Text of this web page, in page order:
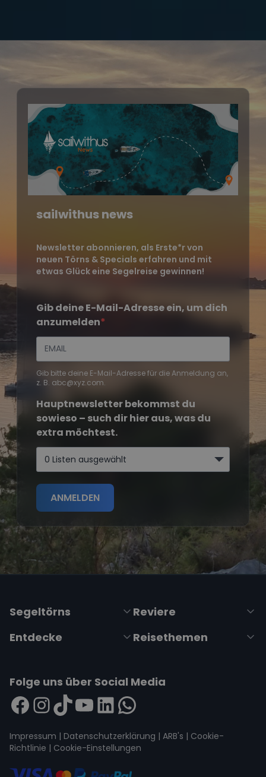
sailwithus news
Newsletter abonnieren, als Erste*r von
neuen Törns & Specials erfahren und mit
etwas Glück eine Segelreise gewinnen!
Gib deine E-Mail-Adresse ein, um dich
anzumelden
Gib bitte deine E-Mail-Adresse für die Anmeldung an,
z. B. abc@xyz.com.
Hauptnewsletter bekommst du
sowieso – such dir hier aus, was du
extra möchtest.
0 Listen ausgewählt
ANMELDEN
Segeltörns
Reviere
Entdecke
Reisethemen
Folge uns über Social Media
Impressum | Datenschutzerklärung | ARB's | Cookie-
Richtlinie | Cookie-Einstellungen